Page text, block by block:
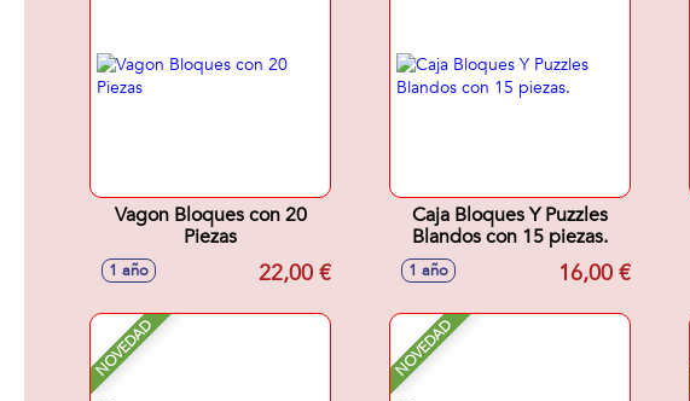
Vagon Bloques con 20
Piezas
1 año 22,00 €
Caja Bloques Y Puzzles
Blandos con 15 piezas.
1 año 16,00 €
NOVEDAD NOVEDAD